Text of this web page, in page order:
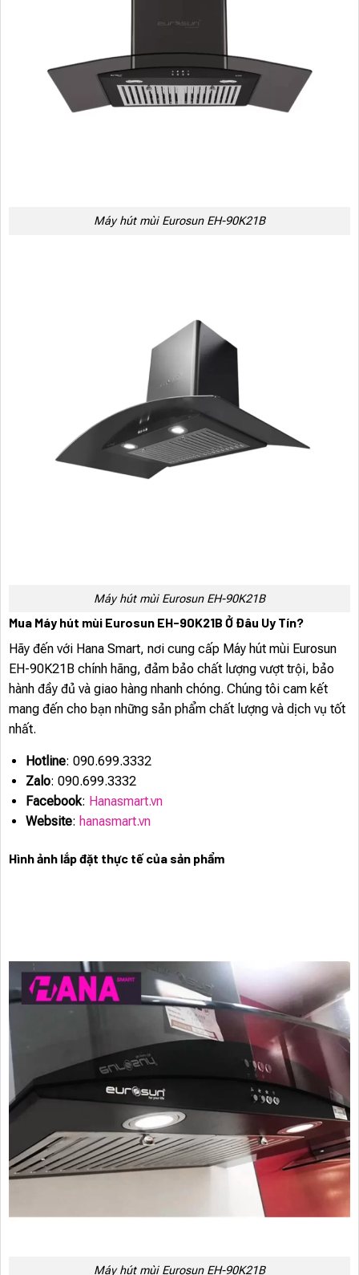
Máy hút mùi Eurosun EH-90K21B
Máy hút mùi Eurosun EH-90K21B
Mua Máy hút mùi Eurosun EH-90K21B Ở Đâu Uy Tín?
Hãy đến với Hana Smart, nơi cung cấp Máy hút mùi Eurosun
EH-90K21B chính hãng, đảm bảo chất lượng vượt trội, bảo
hành đầy đủ và giao hàng nhanh chóng. Chúng tôi cam kết
mang đến cho bạn những sản phẩm chất lượng và dịch vụ tốt
nhất.
Hotline: 090.699.3332
Zalo: 090.699.3332
Facebook: Hanasmart.vn
Website: hanasmart.vn
Hình ảnh lắp đặt thực tế của sản phẩm
Máy hút mùi Eurosun EH-90K21B